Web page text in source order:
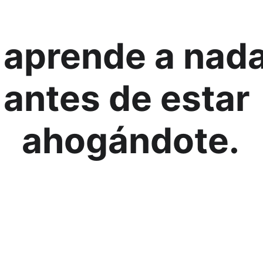
a
antes de estar
ahogándote.